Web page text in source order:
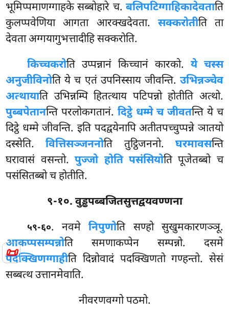
📜
भूमिप्पमाणग्गाहके सब्बोहारे च. बलिपटिग्गाहिकादेवताति
कुलप्पवेणिया आगता आरक्खदेवता. सक्करोतीति ता
देवता अग्गयागुभत्तादीहि सक्करोति.
किच्चकरोति उप्पन्नानं किच्चानं कारको. ये चस्स
अनुजीविनोति ये च एतं उपनिस्साय जीवन्ति. उभिन्नञ्चेव
अत्थायाति उभिन्नम्पि हितत्थाय पटिपन्नो होतीति अत्थो.
पुब्बपेतानन्ति परलोकगतानं. दिट्ठे धम्मे च जीवतन्ति ये च
दिट्ठे धम्मेजीवन्ति. इति पदद्वयेनापि अतीतपच्चुप्पन्ने ञातयो
दस्सेति.वित्तिसञ्जननोति तुट्ठिजननो. घरमावसन्ति
घरावासं वसन्तो.पुज्जो होति पसंसियोति पूजेतब्बो च
पसंसितब्बो च होतीति.
९-१०. वुड्ढपब्बजितसुत्तद्वयवण्णना
५९-६०. नवमेनिपुणोति सण्हो सुखुमकारणञ्ञू.
आकप्पसम्पन्नोति समणाकप्पेन सम्पन्नो. दसमे
पदक्खिणग्गाहीति दिन्नोवादं पदक्खिणतो गण्हन्तो. सेसं
सब्बत्थ उत्तानमेवाति.
नीवरणवग्गो पठमो.